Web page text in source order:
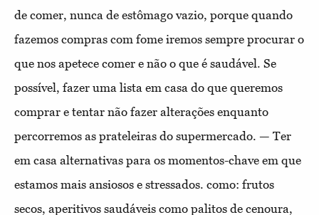
de comer, nunca de estômago vazio, porque quando
fazemos compras com fome iremos sempre procurar o
que nos apetece comer e não o que é saudável. Se
possível, fazer uma lista em casa do que queremos
comprar e tentar não fazer alterações enquanto
percorremos as prateleiras do supermercado. — Ter
em casa alternativas para os momentos-chave em que
estamos mais ansiosos e stressados. como: frutos
secos, aperitivos saudáveis como palitos de cenoura,